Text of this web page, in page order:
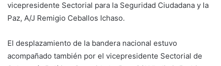
vicepresidente Sectorial para la Seguridad Ciudadana y la
Paz, A/J Remigio Ceballos Ichaso.
El desplazamiento de la bandera nacional estuvo
acompañado también por el vicepresidente Sectorial de